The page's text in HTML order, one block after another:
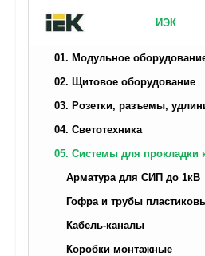
ИЭК
01. Модульное
02. Щитовое оборудование
03. Розетки, разъемы,
04. Светотехника
05. Системы для прокладки
Арматура для СИП до 1кВ
Гофра и трубы
Кабель-каналы
Коробки монтажные